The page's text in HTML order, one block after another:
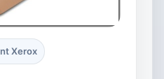
Xerox